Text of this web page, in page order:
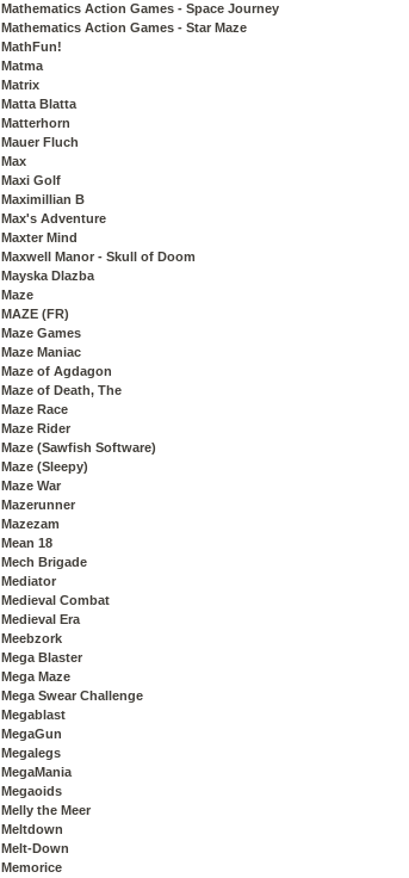
Mathematics Action Games - Space Journey
Mathematics Action Games - Star Maze
MathFun!
Matma
Matrix
Matta Blatta
Matterhorn
Mauer Fluch
Max
Maxi Golf
Maximillian B
Max's Adventure
Maxter Mind
Maxwell Manor - Skull of Doom
Mayska Dlazba
Maze
MAZE (FR)
Maze Games
Maze Maniac
Maze of Agdagon
Maze of Death, The
Maze Race
Maze Rider
Maze (Sawfish Software)
Maze (Sleepy)
Maze War
Mazerunner
Mazezam
Mean 18
Mech Brigade
Mediator
Medieval Combat
Medieval Era
Meebzork
Mega Blaster
Mega Maze
Mega Swear Challenge
Megablast
MegaGun
Megalegs
MegaMania
Megaoids
Melly the Meer
Meltdown
Melt-Down
Memorice